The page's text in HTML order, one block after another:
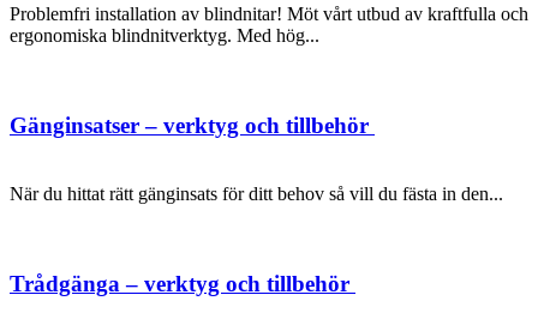
Problemfri installation av blindnitar! Möt vårt utbud av kraftfulla och
ergonomiska blindnitverktyg. Med hög...
Gänginsatser – verktyg och tillbehör
När du hittat rätt gänginsats för ditt behov så vill du fästa in den...
Trådgänga – verktyg och tillbehör